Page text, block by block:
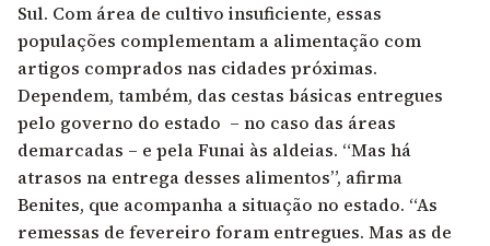
Sul. Com área de cultivo insuficiente, essas
populações complementam a alimentação com
artigos comprados nas cidades próximas.
Dependem, também, das cestas básicas entregues
pelo governo do estado – no caso das áreas
demarcadas – e pela Funai às aldeias. “Mas há
atrasos na entrega desses alimentos”, afirma
Benites, que acompanha a situação no estado. “As
remessas de fevereiro foram entregues. Mas as de